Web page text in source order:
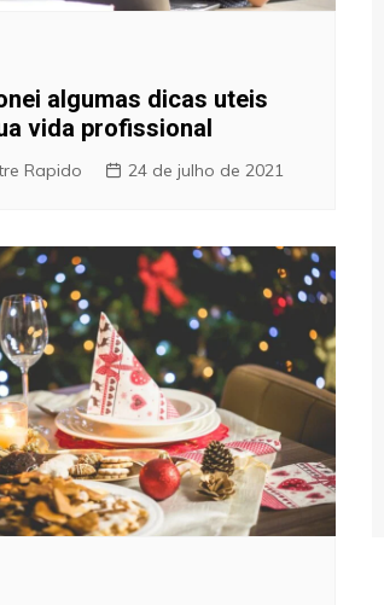
algumas dicas uteis
vida profissional
Rapido 24 de julho de 2021